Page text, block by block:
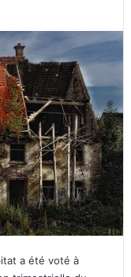
a été voté à